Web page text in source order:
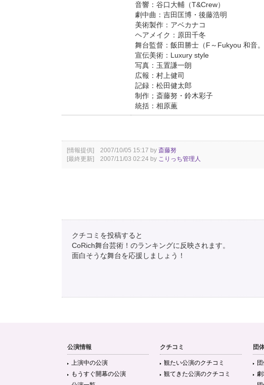
音響：谷口大輔（T&Crew）
劇中曲：吉田匡博・後藤浩明
美術製作：アベカナコ
ヘアメイク：原田千冬
舞台監督：飯田勝士（F～Fukyou 和音。
宣伝美術：Luxury style
写真：玉置謙一朗
広報：村上健司
記録：松田健太郎
制作；斎藤努・鈴木彩子
統括：相原薫
[情報提供] 2007/10/05 15:17 by 斎藤努
[最終更新] 2007/11/03 02:24 by こりっち管理人
クチコミを投稿すると
CoRich舞台芸術！のランキングに反映されます。
面白そうな舞台を応援しましょう！
公演情報
上演中の公演
もうすぐ開幕の公演
クチコミ
観たい公演のクチコミ
観てきた公演のクチコミ
団